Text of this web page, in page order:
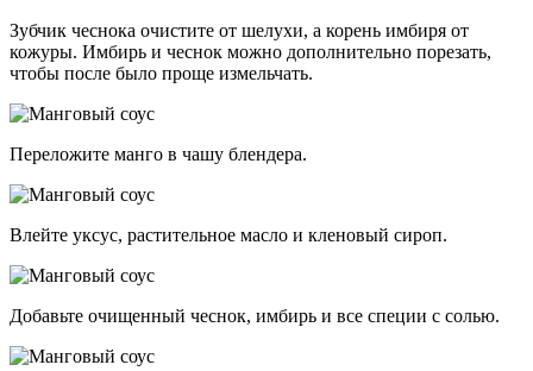
Зубчик чеснока очистите от шелухи, а корень имбиря от
кожуры. Имбирь и чеснок можно дополнительно порезать,
чтобы после было проще измельчать.
Переложите манго в чашу блендера.
Влейте уксус, растительное масло и кленовый сироп.
Добавьте очищенный чеснок, имбирь и все специи с солью.